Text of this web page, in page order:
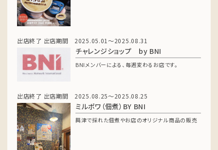
出店終了 出店期間 2025.05.01～2025.08.31
チャレンジショップ by BNI
BNIメンバーによる、毎週変わるお店です。
出店終了 出店期間 2025.08.25～2025.08.25
ミルポワ（佃煮）BY BNI
興津で採れた佃煮やお店のオリジナル商品の販売